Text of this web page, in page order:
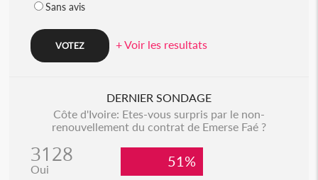
Sans avis
+ Voir les resultats
DERNIER SONDAGE
Côte d'Ivoire: Etes-vous surpris par le non-
renouvellement du contrat de Emerse Faé ?
3128
Oui 51%